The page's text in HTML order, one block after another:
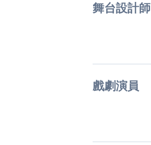
舞台設計師
戲劇演員